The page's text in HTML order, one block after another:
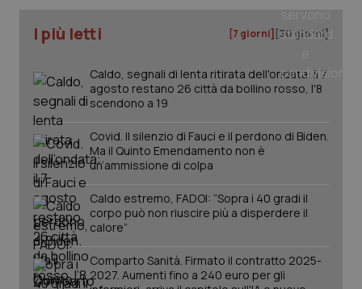
I più letti [7 giorni] [30 giorni]
Caldo, segnali di lenta ritirata dell'ondata: il 7
agosto restano 26 città da bollino rosso, l'8
scendono a 19
Covid. Il silenzio di Fauci e il perdono di Biden.
Ma il Quinto Emendamento non è
un’ammissione di colpa
Caldo estremo, FADOI: “Sopra i 40 gradi il
corpo può non riuscire più a disperdere il
calore”
Comparto Sanità. Firmato il contratto 2025-
2027. Aumenti fino a 240 euro per gli
tracking-sites-ironfish-
tracking-enable
www.quotidianosanita.it